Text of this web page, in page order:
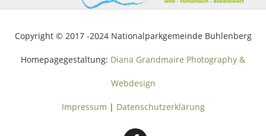
Copyright © 2017 -2024 Nationalparkgemeinde Buhlenberg
Homepagegestaltung: Diana Grandmaire Photography &
Webdesign
Impressum | Datenschutzerklärung